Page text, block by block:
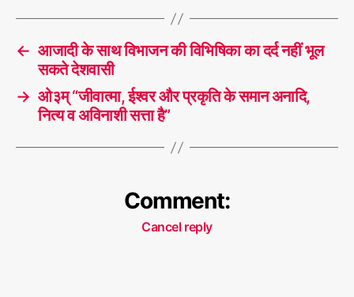
← आजादी के साथ विभाजन की विभिषिका का दर्द नहीं भूल
सकते देशवासी
→ ओ३म् “जीवात्मा, ईश्वर और प्रकृति के समान अनादि,
नित्य व अविनाशी सत्ता है”
Comment:
Cancel reply